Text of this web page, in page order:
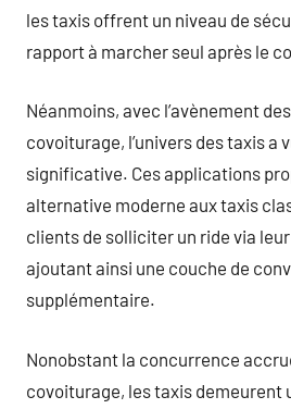
les taxis offrent un niveau de
rapport à marcher seul après le
Néanmoins, avec l’avènement
covoiturage, l’univers des taxis a
significative. Ces applications
alternative moderne aux taxis
clients de solliciter un ride via
ajoutant ainsi une couche de
supplémentaire.
Nonobstant la concurrence
covoiturage, les taxis demeurent